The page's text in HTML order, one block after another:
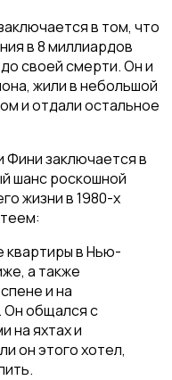
в том, что
в 8 миллиардов
своей смерти. Он и
жили в небольшой
и отдали остальное
Фини заключается в
шанс роскошной
жизни в 1980-х
квартиры в Нью-
а также
и на
Он общался с
на яхтах и
он этого хотел,